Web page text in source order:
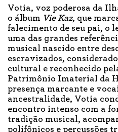
Votia, voz poderosa da
o álbum Vie Kaz, que
falecimento de seu pai, o
uma das grandes
musical nascido entre
escravizados,
cultural e reconhecido
Patrimônio Imaterial da
presença marcante e
ancestralidade, Votia
encontro intenso com a
tradição musical,
polifônicos e percussões